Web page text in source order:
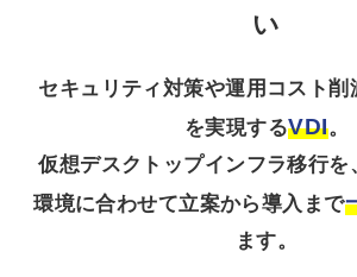
い
セキュリティ対策や運用コスト削
を実現するVDI。
仮想デスクトップインフラ移行を
環境に合わせて立案から導入まで
ます。